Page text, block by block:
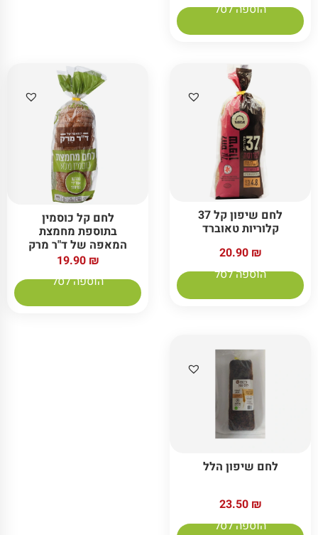
הוספה לסל
לחם שיפון קל 37
קלוריות טאוברד
20.90 ₪
הוספה לסל
לחם קל כוסמין
בתוספת מחמצת
המאפה של ד"ר מרק
19.90 ₪
הוספה לסל
לחם שיפון הלל
23.50 ₪
הוספה לסל